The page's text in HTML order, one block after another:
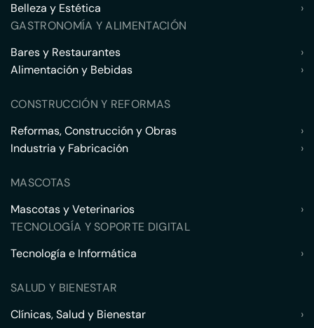
Belleza y Estética
›
GASTRONOMÍA Y ALIMENTACIÓN
Bares y Restaurantes
›
Alimentación y Bebidas
›
CONSTRUCCIÓN Y REFORMAS
Reformas, Construcción y Obras
›
Industria y Fabricación
›
MASCOTAS
Mascotas y Veterinarios
›
TECNOLOGÍA Y SOPORTE DIGITAL
Tecnología e Informática
›
SALUD Y BIENESTAR
Clínicas, Salud y Bienestar
›